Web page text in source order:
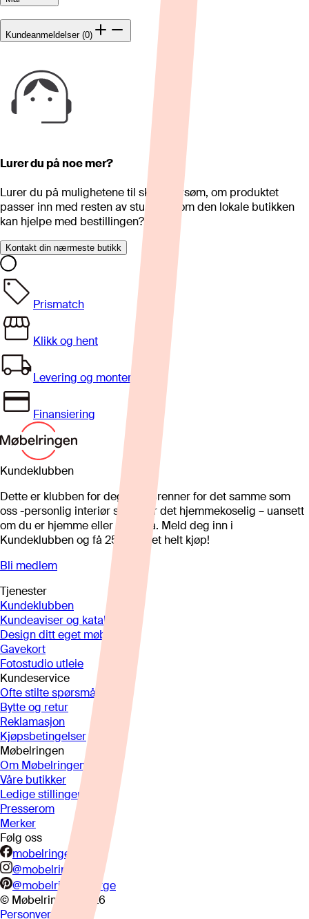
Kundeanmeldelser (0)
Lurer du på noe mer?
Lurer du på mulighetene til skreddersøm, om produktet
passer inn med resten av stua eller om den lokale butikken
kan hjelpe med bestillingen?
Kontakt din nærmeste butikk
Prismatch
Klikk og hent
Levering og montering
Finansiering
Kundeklubben
Dette er klubben for deg som brenner for det samme som
oss -personlig interiør som gjør det hjemmekoselig – uansett
om du er hjemme eller på hytta. Meld deg inn i
Kundeklubben og få 25%* på et helt kjøp!
Bli medlem
Tjenester
Kundeklubben
Kundeaviser og kataloger
Design ditt eget møbel
Gavekort
Fotostudio utleie
Kundeservice
Ofte stilte spørsmål
Bytte og retur
Reklamasjon
Kjøpsbetingelser
Møbelringen
Om Møbelringen
Våre butikker
Ledige stillinger
Presserom
Merker
Følg oss
mobelringen.no
@mobelringen
@mobelringennorge
© Møbelringen
2026
Personvern